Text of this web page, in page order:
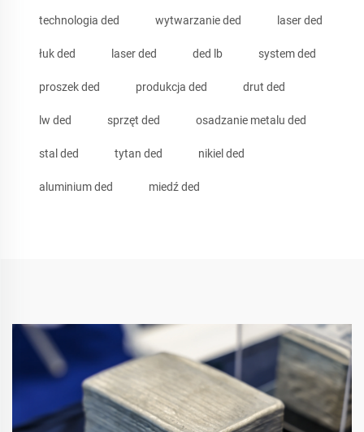
technologia ded wytwarzanie ded laser ded
łuk ded laser ded ded lb system ded
proszek ded produkcja ded drut ded
lw ded sprzęt ded osadzanie metalu ded
stal ded tytan ded nikiel ded
aluminium ded miedź ded